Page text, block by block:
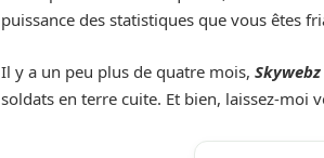
puissance des statistiques que vous êtes
Il y a un peu plus de quatre mois,Skywebz
soldats en terre cuite. Et bien, laissez-moi